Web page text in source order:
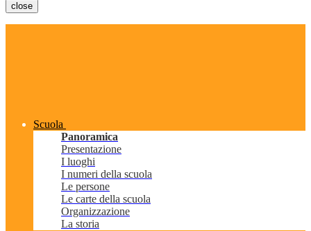
close
Scuola
Panoramica
Presentazione
I luoghi
I numeri della scuola
Le persone
Le carte della scuola
Organizzazione
La storia